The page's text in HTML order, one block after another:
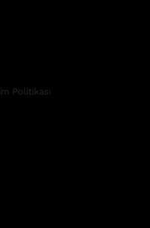
Politikası